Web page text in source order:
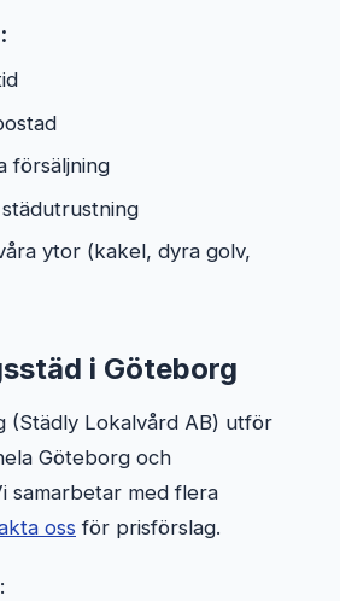
försäljning
ytor (kakel, dyra golv,
i Göteborg
(Städly Lokalvård AB) utför
Göteborg och
samarbetar med flera
oss för prisförslag.